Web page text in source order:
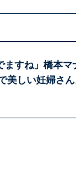
ますね」橋本
美しい妊婦さん